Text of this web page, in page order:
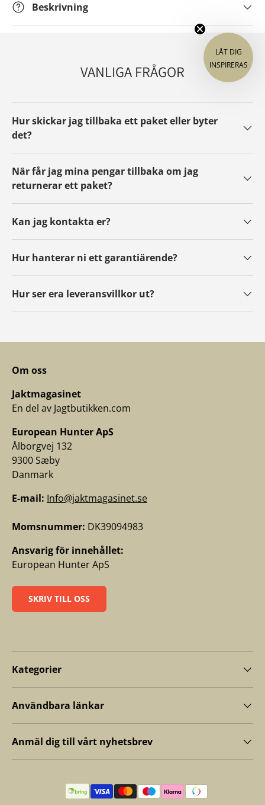
Beskrivning
VANLIGA FRÅGOR
Hur skickar jag tillbaka ett paket eller byter
det?
När får jag mina pengar tillbaka om jag
returnerar ett paket?
Kan jag kontakta er?
Hur hanterar ni ett garantiärende?
Hur ser era leveransvillkor ut?
Om oss
Jaktmagasinet
En del av Jagtbutikken.com
European Hunter ApS
Ålborgvej 132
9300 Sæby
Danmark
E-mail: Info@jaktmagasinet.se
Momsnummer: DK39094983
Ansvarig för innehållet:
European Hunter ApS
SKRIV TILL OSS
Kategorier
Användbara länkar
Anmäl dig till vårt nyhetsbrev
Betalningsmetoder
LÅT DIG
INSPIRERAS